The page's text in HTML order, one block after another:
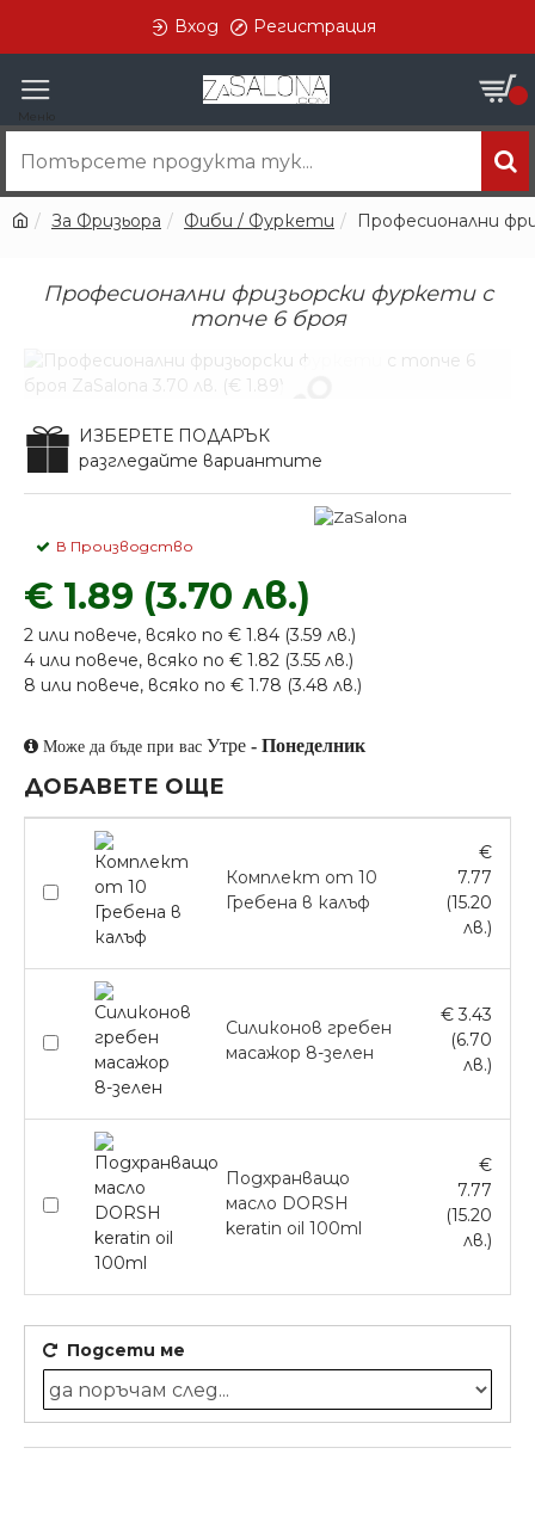
Вход Регистрация
За Фризьора Фиби / Фуркети Професионални
Професионални фризьорски фуркети с
топче 6 броя
В ПРОИЗВОДСТВО
ИЗБЕРЕТЕ ПОДАРЪК
разгледайте вариантите
€ 1.89 (3.70 лв.)
2 или повече, всяко по € 1.84 (3.59 лв.)
4 или повече, всяко по € 1.82 (3.55 лв.)
8 или повече, всяко по € 1.78 (3.48 лв.)
В Производство
Може да бъде при вас Утре - Понеделник
ДОБАВЕТЕ ОЩЕ
Комплект от 10
Гребена в калъф
€
7.77
(15.20
лв.)
Силиконов гребен
масажор 8-зелен
€ 3.43
(6.70
лв.)
Подхранващо
масло DORSH
keratin oil 100ml
€
7.77
(15.20
лв.)
Подсети ме